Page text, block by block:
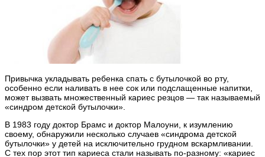
Привычка укладывать ребенка спать с бутылочкой во рту,
особенно если наливать в нее сок или подслащенные напитки,
может вызвать множественный кариес резцов — так называемый
«синдром детской бутылочки».
В 1983 году доктор Брамс и доктор Малоуни, к изумлению
своему, обнаружили несколько случаев «синдрома детской
бутылочки» у детей на исключительно грудном вскармливании.
С тех пор этот тип кариеса стали называть по-разному: «кариес